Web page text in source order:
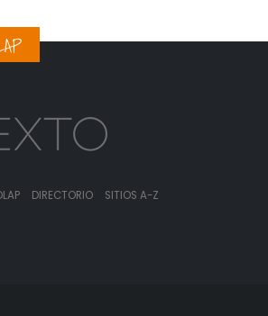
DIRECTORIO SITIOS A-Z